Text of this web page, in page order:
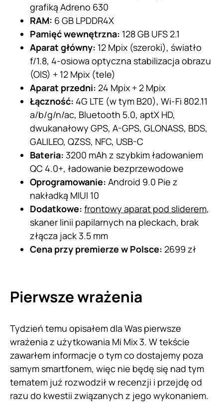
grafiką Adreno 630
RAM: 6 GB LPDDR4X
Pamięć wewnętrzna: 128 GB UFS 2.1
Aparat główny: 12 Mpix (szeroki), światło
f/1.8, 4-osiowa optyczna stabilizacja obrazu
(OIS) + 12 Mpix (tele)
Aparat przedni: 24 Mpix + 2 Mpix
Łączność: 4G LTE (w tym B20), Wi-Fi 802.11
a/b/g/n/ac, Bluetooth 5.0, aptX HD,
dwukanałowy GPS, A-GPS, GLONASS, BDS,
GALILEO, QZSS, NFC, USB-C
Bateria: 3200 mAh z szybkim ładowaniem
QC 4.0+, ładowanie bezprzewodowe
Oprogramowanie: Android 9.0 Pie z
nakładką MIUI 10
Dodatkowe: frontowy aparat pod sliderem,
skaner linii papilarnych na pleckach, brak
złącza jack 3.5 mm
Cena przy premierze w Polsce: 2699 zł
Pierwsze wrażenia
Tydzień temu opisałem dla Was pierwsze
wrażenia z użytkowania Mi Mix 3. W tekście
zawarłem informacje o tym co dostajemy poza
samym smartfonem, więc nie będę się nad tym
tematem już rozwodził w recenzji i przejdę od
razu do kwestii związanych z jego wykonaniem.